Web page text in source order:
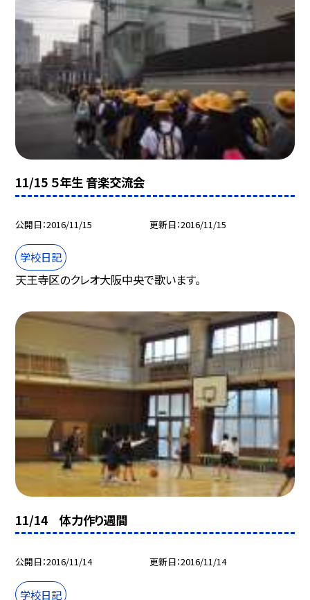
11/15 ５年生 音楽交流会
公開日 2016/11/15 更新日 2016/11/15
学校日記
天王寺区のクレオ大阪中央で歌います。
11/14 体力作り週間
公開日 2016/11/14 更新日 2016/11/14
学校日記